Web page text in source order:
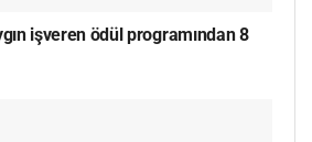
işveren ödül programından 8